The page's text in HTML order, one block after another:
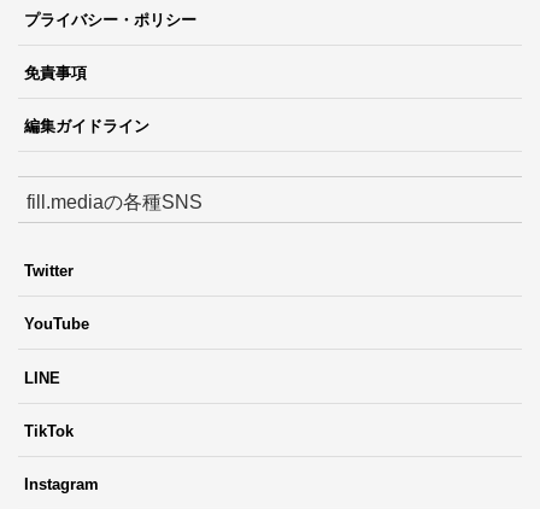
プライバシー・ポリシー
免責事項
編集ガイドライン
fill.mediaの各種SNS
Twitter
YouTube
LINE
TikTok
Instagram